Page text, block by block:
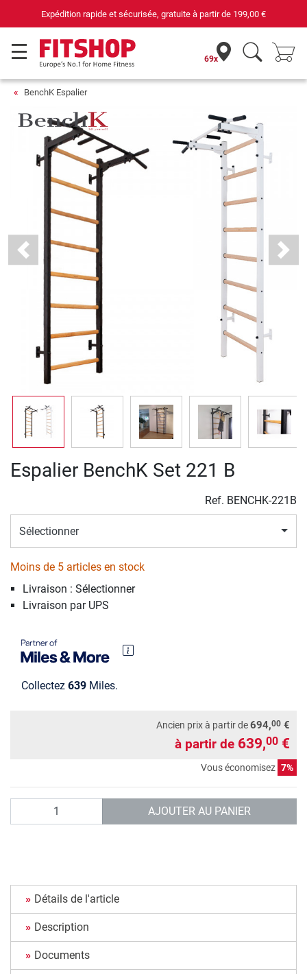
et sécurisée, gratuite à partir de199,00 €
69x
BenchK Espalier
Previous Next
Espalier BenchK Set 221 B
Ref. BENCHK-221B
Sélectionner
Moins de 5 articles en stock
Livraison : Sélectionner
Livraison par UPS
Collectez 639 Miles.
Ancien prix à partir de694,00 €
à partir de 639,00 €
Vous économisez 7%
AJOUTER AU PANIER
Détails de l'article
Description
Documents